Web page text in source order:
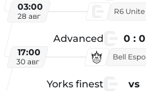
03:00
28 авг
Advanced 0 : 0
17:00
30 авг
Yorks finest vs